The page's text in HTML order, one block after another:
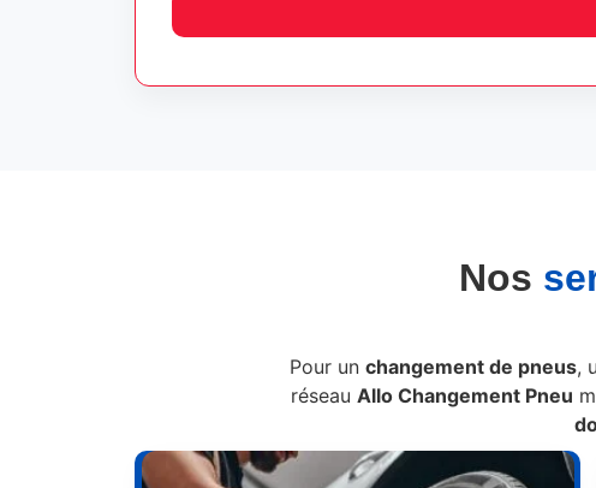
Nos
Pour un changement de pneus,
réseau Allo Changement Pneu